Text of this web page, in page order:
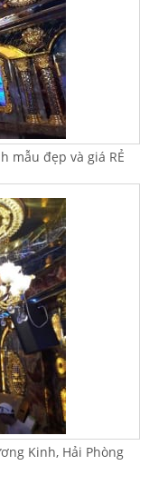
mẫu đẹp và giá RẺ
Kinh, Hải Phòng